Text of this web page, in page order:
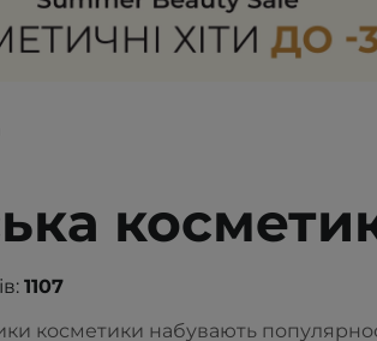
Познайомимося?
1107
косметики набувають